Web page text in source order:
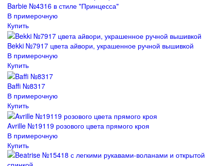
Barbie №4316 в стиле "Принцесса"
В примерочную
Купить
Bekki №7917 цвета айвори, украшенное ручной вышивкой
В примерочную
Купить
Baffi №8317
В примерочную
Купить
Avrille №19119 розового цвета прямого кроя
В примерочную
Купить